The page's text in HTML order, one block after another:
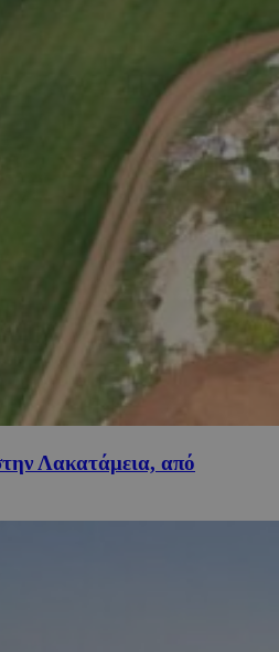
Λακατάμεια, από